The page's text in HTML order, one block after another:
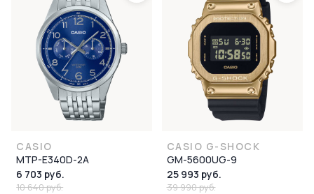
CASIO
MTP-E340D-2A
6 703 руб.
10 640 руб.
CASIO G-SHOCK
GM-5600UG-9
25 993 руб.
39 990 руб.